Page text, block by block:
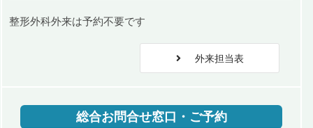
整形外科外来は予約不要です
外来担当表
総合お問合せ窓口・ご予約